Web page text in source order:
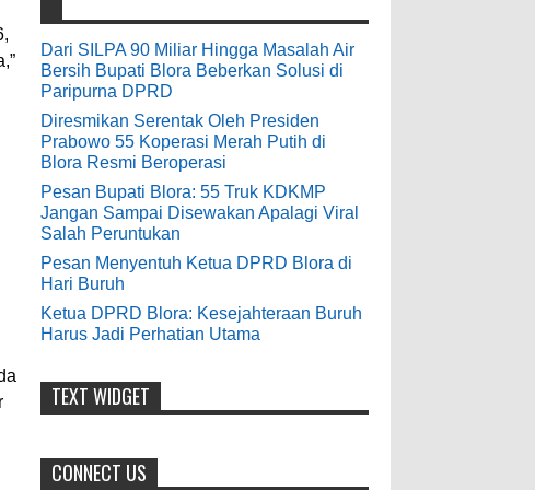
Pesan Bupati Blora: 55 Truk KDKMP
Jangan Sampai Disewakan Apalagi
Viral Salah Peruntukan
0 5-10-2026
Anonymous:
9-28-2020
bolehkah kami study banding
di akir bulan oktober 2020 ini ?
Anonymous:
Mudah mudahan dengan jalan
yang baik bisa meningkatkan ekonomi
masyarakat sekitar. Amin
Anonymous:
7-21-2019
honorer
Dari SILPA 90 Miliar Hingga Masalah Air
Bersih Bupati Blora Beberkan Solusi di
Paripurna DPRD
Diresmikan Serentak Oleh Presiden
Prabowo 55 Koperasi Merah Putih di
Blora Resmi Beroperasi
Pesan Bupati Blora: 55 Truk KDKMP
Jangan Sampai Disewakan Apalagi Viral
Salah Peruntukan
Pesan Menyentuh Ketua DPRD Blora di
Hari Buruh
Ketua DPRD Blora: Kesejahteraan Buruh
Harus Jadi Perhatian Utama
TEXT WIDGET
CONNECT US